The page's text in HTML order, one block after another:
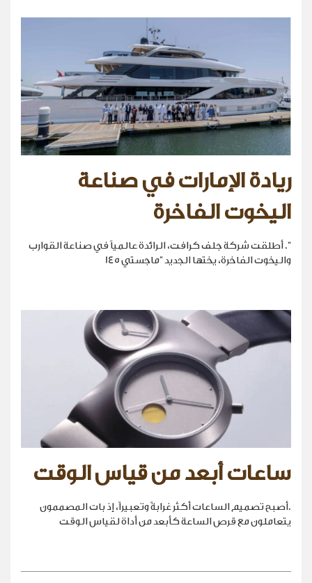
ريادة الإمارات في صناعة
اليخوت الفاخرة
". أطلقت شركة جلف كرافت، الرائدة عالمياً في صناعة القوارب
واليخوت الفاخرة، يختها الجديد "ماجستي 145
ساعات أبعد من قياس الوقت
.أصبح تصميم الساعات أكثر غرابةً وتعبيراً، إذ بات المصممون
يتعاملون مع قرص الساعة كأبعد من أداة لقياس الوقت